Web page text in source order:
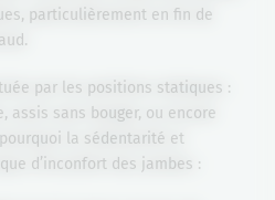
particulièrement en fin de
par les positions statiques :
assis sans bouger, ou encore
la sédentarité et
d’inconfort des jambes :